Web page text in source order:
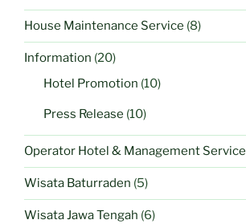
House Maintenance Service (8)
Information (20)
Hotel Promotion (10)
Press Release (10)
Operator Hotel & Management Service
Wisata Baturraden (5)
Wisata Jawa Tengah (6)